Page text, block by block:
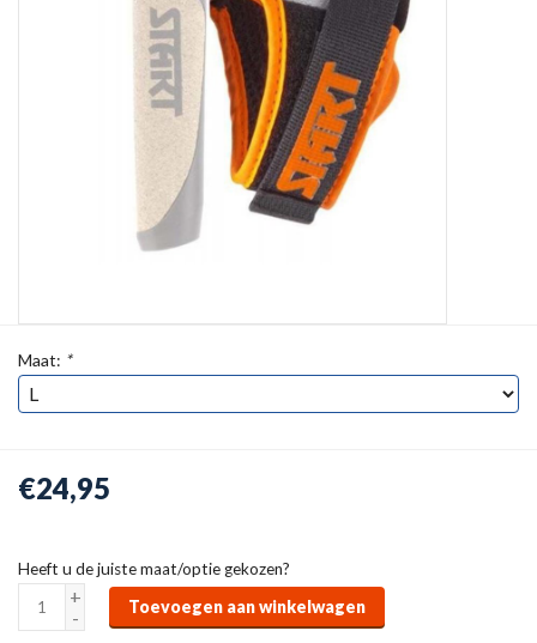
Maat: *
€24,95
Heeft u de juiste maat/optie gekozen?
+
-
Toevoegen aan winkelwagen